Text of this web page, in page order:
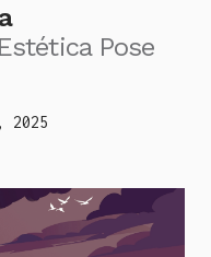
Estética Pose
2025